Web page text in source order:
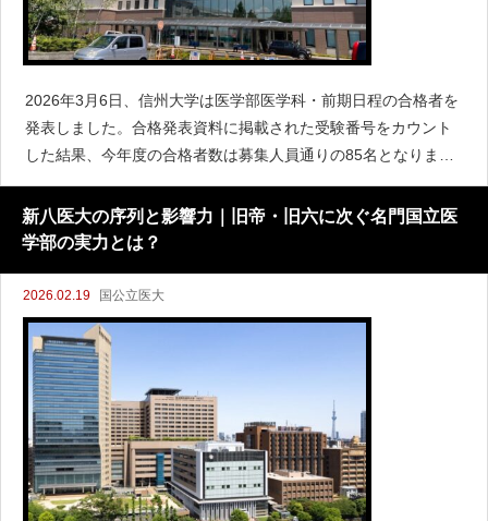
2026年3月6日、信州大学は医学部医学科・前期日程の合格者を
発表しました。合格発表資料に掲載された受験番号をカウント
した結果、今年度の合格者数は募集人員通りの85名となりまし
た。2026年度（令和8年度）前期日程 合格発表結果最新の合格
発表PDFおよび確定志願状況に基づくデータは
新八医大の序列と影響力｜旧帝・旧六に次ぐ名門国立医
学部の実力とは？
2026.02.19 国公立医大